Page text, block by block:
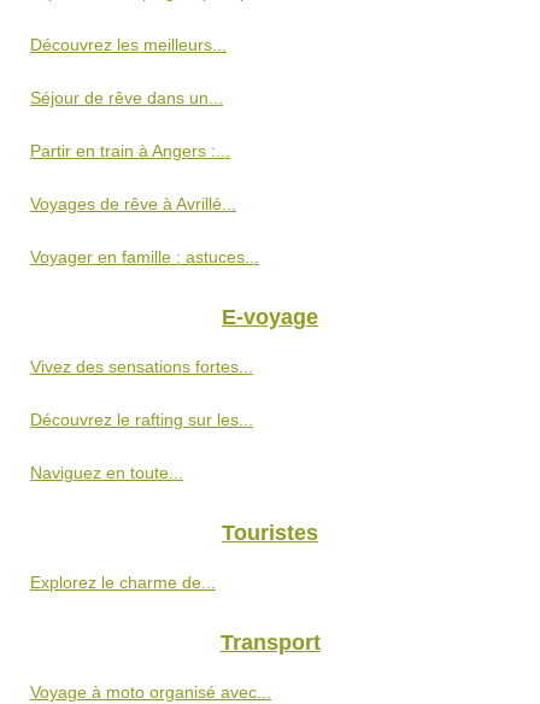
Découvrez les meilleurs...
Séjour de rêve dans un...
Partir en train à Angers :...
Voyages de rêve à Avrillé...
Voyager en famille : astuces...
E-voyage
Vivez des sensations fortes...
Découvrez le rafting sur les...
Naviguez en toute...
Touristes
Explorez le charme de...
Transport
Voyage à moto organisé avec...